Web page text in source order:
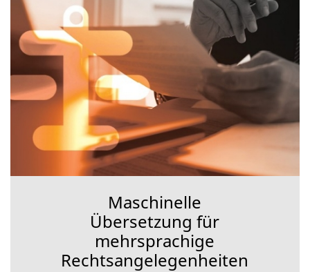
Maschinelle
Übersetzung für
mehrsprachige
Rechtsangelegenheiten